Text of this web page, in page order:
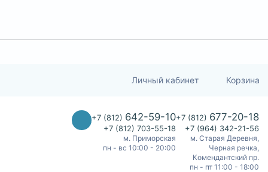
Личный кабинет Корзина
+7 (812) 642-59-10
+7 (812) 703-55-18
м. Приморская
пн - вс 10:00 - 20:00
+7 (812) 677-20-18
+7 (964) 342-21-56
м. Старая Деревня,
Черная речка,
Комендантский пр.
пн - пт 11:00 - 18:00